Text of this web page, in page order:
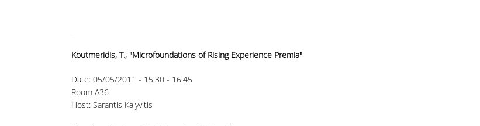
Koutmeridis, T., "Microfoundations of Rising Experience Premia"
Date:05/05/2011 - 15:30 - 16:45
Room A36
Host: Sarantis Kalyvitis